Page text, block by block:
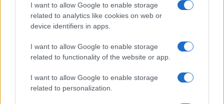
I want to allow Google to enable storage
related to analytics like cookies on web or
device identifiers in apps.
I want to allow Google to enable storage
related to functionality of the website or app.
I want to allow Google to enable storage
related to personalization.
αιτήσεων
⦁ άνεργοι εγγεγραμμένοι με βάση το ισχύον θεσμικό
πλαίσιο στο Ψηφιακό Μητρώο αναζητούντων εργασία
της ΔΥΠΑ, με συνεχόμενο χρονικό διάστημα ανεργίας
αιτήσεων τουλάχιστον 3 μηνών